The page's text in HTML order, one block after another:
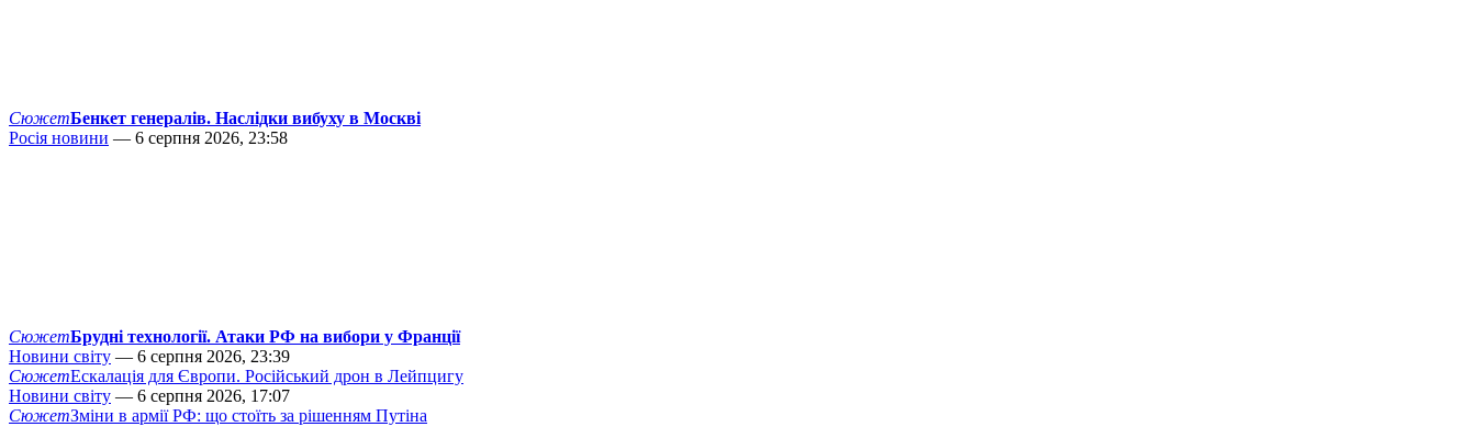
СюжетБенкет генералів. Наслідки вибуху в Москві
Росія новини — 6 серпня 2026, 23:58
СюжетБрудні технології. Атаки РФ на вибори у Франції
Новини світу — 6 серпня 2026, 23:39
СюжетЕскалація для Європи. Російський дрон в Лейпцигу
Новини світу — 6 серпня 2026, 17:07
СюжетЗміни в армії РФ: що стоїть за рішенням Путіна